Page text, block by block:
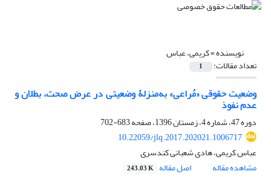
نویسنده =کریمی، عباس
تعداد مقالات: 1
وضعیت حقوقی «مُراعی» به‌منزلۀ وضعیتی در عرض صحت، بطلان و
عدم نفوذ
دوره 47، شماره 4، زمستان 1396، صفحه
683-702
10.22059/jlq.2017.202021.1006717
عباس کریمی، هادی شعبانی کندسری
مشاهده مقاله
اصل مقاله 243.03 K